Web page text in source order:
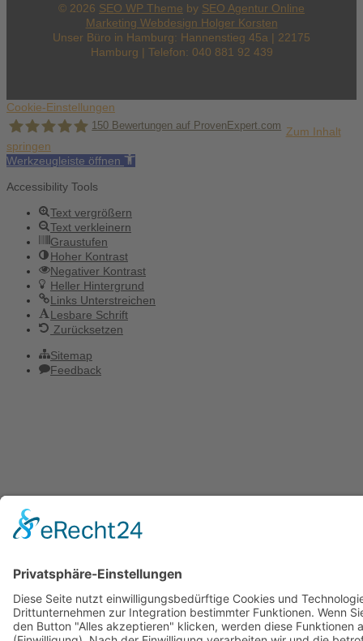
© 2026 SEO WP Theme by SEO Agentur Online
Marketing Webdesign Holger Korsten
Unser Büro in Hamburg: Hannenstieg 45a | 22175
Hamburg | Telefon: 040 881 92 439
Cookie-Einstellungen
150 Bewertungen auf ProvenExpert.com Zum Inhalt
springen
Werkzeugleiste öffnen
Accessibility Tools
Text vergrößern
Text verkleinern
Graustufen
Hoher Kontrast
Negativer Kontrast
Heller Hintergrund
Links Unterstreichen
Lesbare Schrift
Zurücksetzen
Sitemap
Feedback